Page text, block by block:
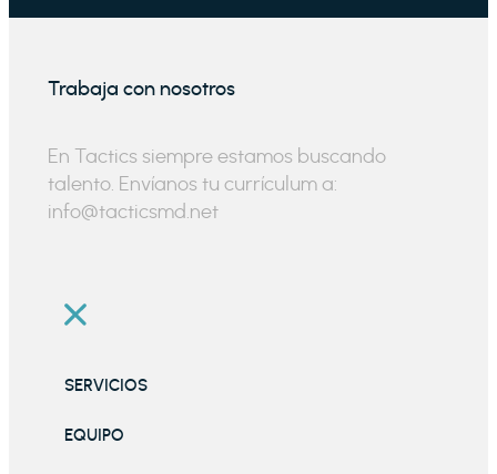
Trabaja con nosotros
En Tactics siempre estamos buscando
talento. Envíanos tu currículum a:
info@tacticsmd.net
SERVICIOS
EQUIPO